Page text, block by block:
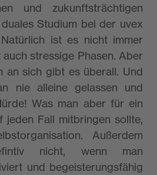
und zukunftsträchtigen
Studium bei der uvex
ist es nicht immer
stressige Phasen. Aber
an sich gibt es überall. Und
nie alleine gelassen und
Was man aber für ein
jeden Fall mitbringen sollte,
Außerdem
nicht, wenn man
und begeisterungsfähig